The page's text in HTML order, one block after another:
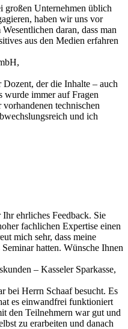
großen Unternehmen üblich
haben wir uns vor
daran, dass man
aus den Medien erfahren
der die Inhalte – auch
wurde immer auf Fragen
technischen
und ich
ehrliches Feedback. Sie
fachlichen Expertise einen
mich sehr, dass meine
hatten. Wünsche Ihnen
– Kasseler Sparkasse,
bei Herrn Schaaf besucht. Es
es einwandfrei funktioniert
den Teilnehmern war gut und
zu erarbeiten und danach